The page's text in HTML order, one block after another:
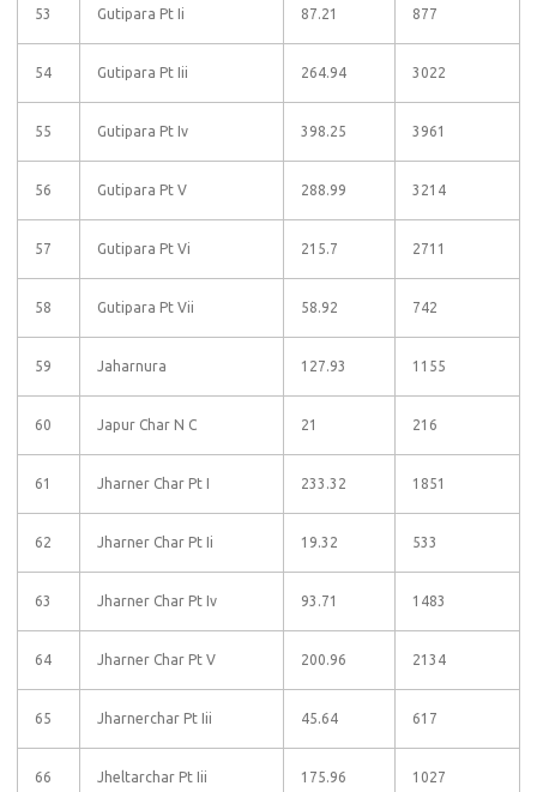
53 Gutipara Pt Ii 87.21 877
54 Gutipara Pt Iii 264.94 3022
55 Gutipara Pt Iv 398.25 3961
56 Gutipara Pt V 288.99 3214
57 Gutipara Pt Vi 215.7 2711
58 Gutipara Pt Vii 58.92 742
59 Jaharnura 127.93 1155
60 Japur Char N C 21 216
61 Jharner Char Pt I 233.32 1851
62 Jharner Char Pt Ii 19.32 533
63 Jharner Char Pt Iv 93.71 1483
64 Jharner Char Pt V 200.96 2134
65 Jharnerchar Pt Iii 45.64 617
66 Jheltarchar Pt Iii 175.96 1027